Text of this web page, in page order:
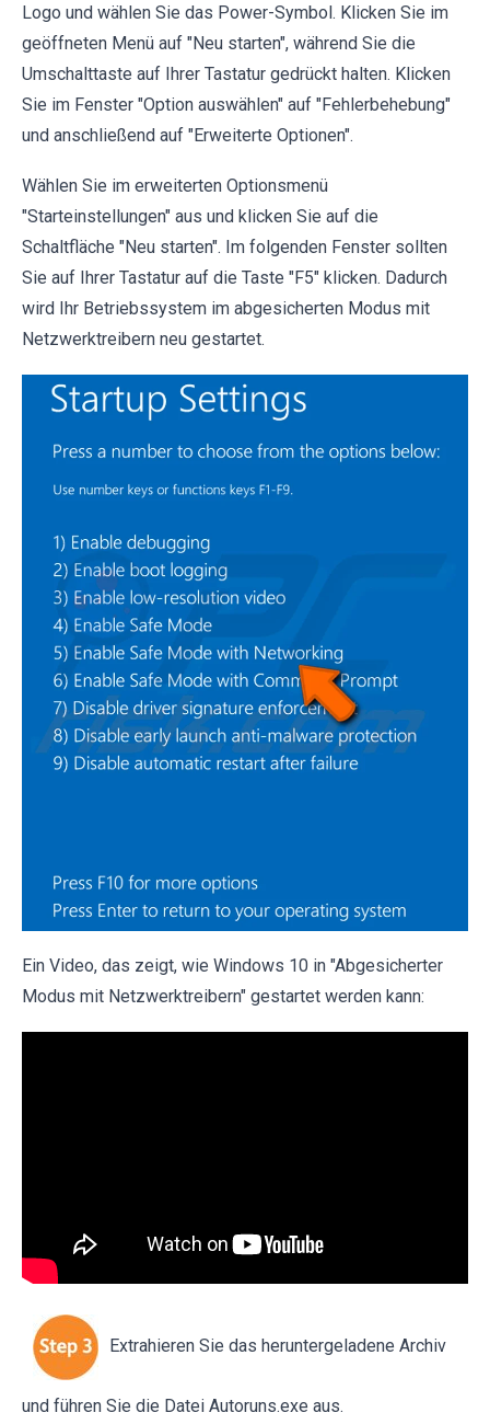
Logo und wählen Sie das Power-Symbol. Klicken Sie im
geöffneten Menü auf "Neu starten", während Sie die
Umschalttaste auf Ihrer Tastatur gedrückt halten. Klicken
Sie im Fenster "Option auswählen" auf "Fehlerbehebung"
und anschließend auf "Erweiterte Optionen".
Wählen Sie im erweiterten Optionsmenü
"Starteinstellungen" aus und klicken Sie auf die
Schaltfläche "Neu starten". Im folgenden Fenster sollten
Sie auf Ihrer Tastatur auf die Taste "F5" klicken. Dadurch
wird Ihr Betriebssystem im abgesicherten Modus mit
Netzwerktreibern neu gestartet.
Ein Video, das zeigt, wie Windows 10 in "Abgesicherter
Modus mit Netzwerktreibern" gestartet werden kann:
Extrahieren Sie das heruntergeladene Archiv
und führen Sie die Datei Autoruns.exe aus.